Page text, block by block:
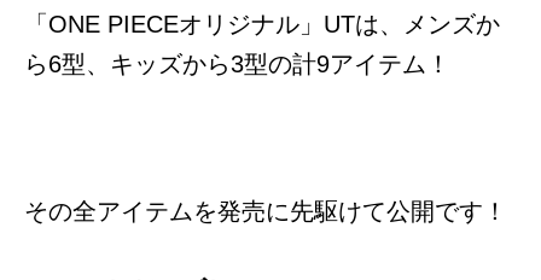
「ONE PIECEオリジナル」UTは、メンズか
ら6型、キッズから3型の計9アイテム！
その全アイテムを発売に先駆けて公開です！